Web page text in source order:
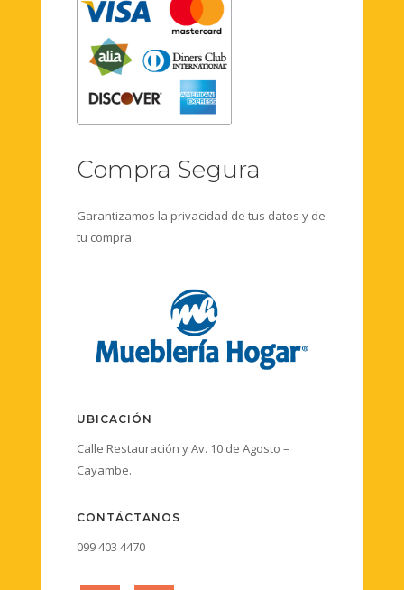
Compra Segura
Garantizamos la privacidad de tus datos y de
tu compra
UBICACIÓN
Calle Restauración y Av. 10 de Agosto –
Cayambe.
CONTÁCTANOS
099 403 4470